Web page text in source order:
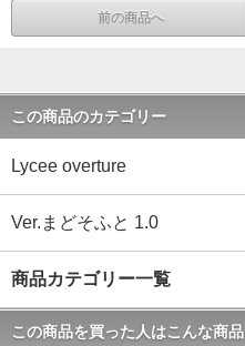
前の商品へ
この商品のカテゴリー
Lycee overture
Ver.まどそふと 1.0
商品カテゴリー一覧
この商品を買った人はこんな商